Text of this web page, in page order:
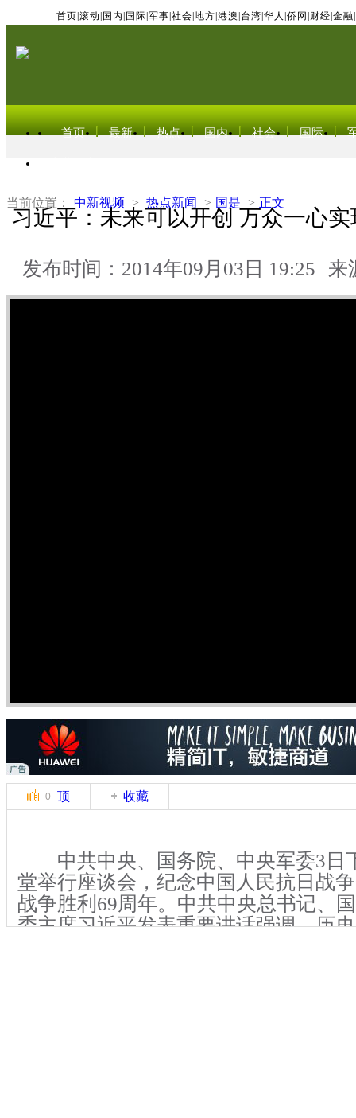
首页 滚动 国内 国际 军事 社会 地方 港澳 台湾 华人 侨网 财经 金融
首页 最新 热点 国内 社会 国际
当前位置： 中新视频 > 热点新闻 > 国是 > 正文
习近平：未来可以开创 万众一心
发布时间：2014年09月03日 19:25 来
0 顶 收藏
中共中央、国务院、中央军委3日
堂举行座谈会，纪念中国人民抗日战
战争胜利69周年。中共中央总书记、
委主席习近平发表重要讲话强调，历